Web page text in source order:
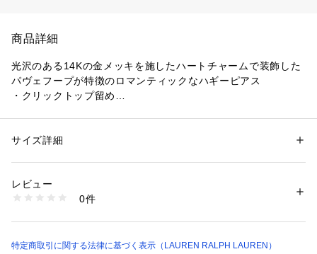
商品詳細
光沢のある14Kの金メッキを施したハートチャームで装飾した
パヴェフープが特徴のロマンティックなハギーピアス
・クリックトップ留め
【素材】14Kの金メッキを施したブラス、ガラス
性別：レディース
素材：-
洗濯：-
※詳しい洗濯方法については、商品の品質表示タグをご覧ください
WALRFSJCK120157 （ショップ）
サイズ詳細
レビュー
0件
特定商取引に関する法律に基づく表示（LAUREN RALPH LAUREN）